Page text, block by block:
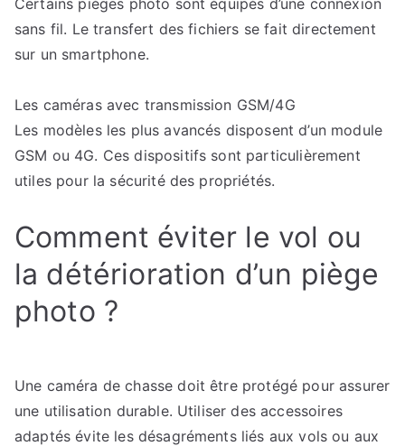
Certains pièges photo sont équipés d’une connexion
sans fil. Le transfert des fichiers se fait directement
sur un smartphone.
Les caméras avec transmission GSM/4G
Les modèles les plus avancés disposent d’un module
GSM ou 4G. Ces dispositifs sont particulièrement
utiles pour la sécurité des propriétés.
Comment éviter le vol ou
la détérioration d’un piège
photo ?
Une caméra de chasse doit être protégé pour assurer
une utilisation durable. Utiliser des accessoires
adaptés évite les désagréments liés aux vols ou aux